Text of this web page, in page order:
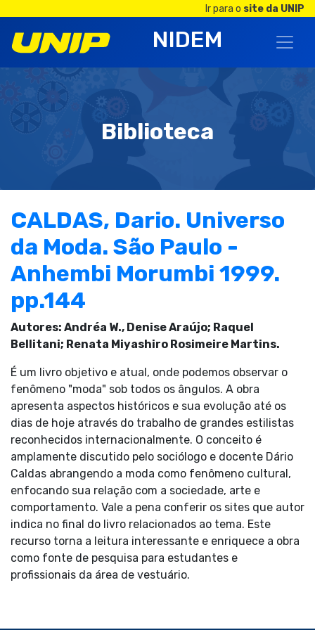
Ir para o site da UNIP
NIDEM
Biblioteca
CALDAS, Dario. Universo
da Moda. São Paulo -
Anhembi Morumbi 1999.
pp.144
Autores: Andréa W., Denise Araújo; Raquel
Bellitani; Renata Miyashiro Rosimeire Martins.
É um livro objetivo e atual, onde podemos observar o
fenômeno "moda" sob todos os ângulos. A obra
apresenta aspectos históricos e sua evolução até os
dias de hoje através do trabalho de grandes estilistas
reconhecidos internacionalmente. O conceito é
amplamente discutido pelo sociólogo e docente Dário
Caldas abrangendo a moda como fenômeno cultural,
enfocando sua relação com a sociedade, arte e
comportamento. Vale a pena conferir os sites que autor
indica no final do livro relacionados ao tema. Este
recurso torna a leitura interessante e enriquece a obra
como fonte de pesquisa para estudantes e
profissionais da área de vestuário.